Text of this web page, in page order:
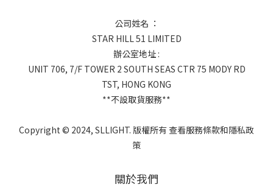
公司姓名 ：
STAR HILL 51 LIMITED
辦公室地址 :
UNIT 706, 7/F TOWER 2 SOUTH SEAS CTR 75 MODY RD
TST, HONG KONG
**不設取貨服務**
Copyright © 2024, SLLIGHT. 版權所有 查看服務條款和隱私政
策
關於我們